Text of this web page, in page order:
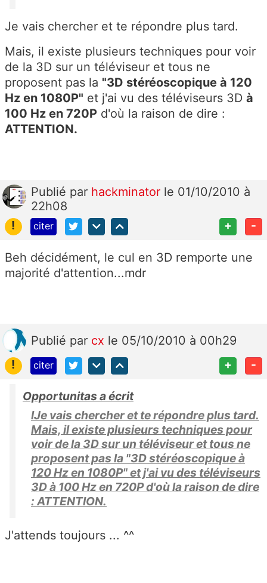
Je vais chercher et te répondre plus tard.
Mais, il existe plusieurs techniques pour voir
de la 3D sur un téléviseur et tous ne
proposent pas la "3D stéréoscopique à 120
Hz en 1080P" et j'ai vu des téléviseurs 3D à
100 Hz en 720P d'où la raison de dire :
ATTENTION.
Publié par hackminator le 01/10/2010 à
22h08
!
citer + -
Beh décidément, le cul en 3D remporte une
majorité d'attention...mdr
Publié par cx le 05/10/2010 à 00h29
!
citer + -
Opportunitas a écrit
lJe vais chercher et te répondre plus tard.
Mais, il existe plusieurs techniques pour
voir de la 3D sur un téléviseur et tous ne
proposent pas la "3D stéréoscopique à
120 Hz en 1080P" et j'ai vu des téléviseurs
3D à 100 Hz en 720P d'où la raison de dire
: ATTENTION.
J'attends toujours ... ^^